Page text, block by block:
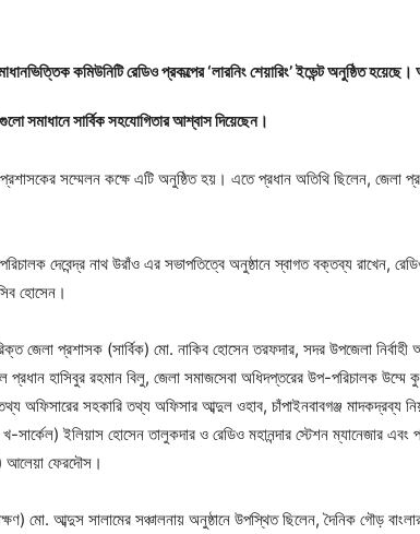
কমিউনিটি রেডিও প্রকল্পের ‘লারনিং শেয়ারিং’ ইভেন্ট অনুষ্ঠিত
সমাধানে সার্বিক সহযোগিতার আশ্বাস দিয়েছেন।
সম্মেলন কক্ষে এটি অনুষ্ঠিত হয়। এতে প্রধান অতিথি ছিলেন, জেলা
দেবেন্দ্র নাথ উরাঁও এর সভাপতিত্বে অনুষ্ঠানে স্বাগত বক্তব্য রাখেন, রেডিও
হোসেন।
জেলা প্রশাসক (সার্বিক) মো. নাকিব হোসেন তরফদার, সদর উপজেলা নির্বাহী
প্রধান হাসিবুর রহমান বিলু, জেলা সমাজসেবা অধিদপ্তরের উপ-পরিচালক উম্মে
অফিসারের সহকারি তথ্য অফিসার আব্দুল ওহাব, চাঁপাইনবাবগঞ্জ মাদকদ্রব্য
সার্কেল) ইলিয়াস হোসেন তালুকদার ও রেডিও মহানন্দার স্টেশন ম্যানেজার এবং
আলেয়া ফেরদৌস।
মো. আব্দুস সালামের সঞ্চালনায় অনুষ্ঠানে উপস্থিত ছিলেন, দৈনিক গৌড়